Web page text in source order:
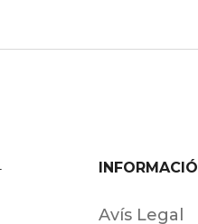
INFORMACIÓ
Avís Legal